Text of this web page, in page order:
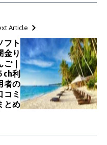
Article
フト
金り
ご｜
ch利
者の
コミ
とめ